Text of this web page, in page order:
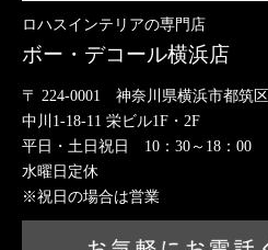
ロハスインテリアの専門店
ボー・デコール横浜店
〒 224-0001 神奈川県横浜市都筑区
中川1-18-11 栄ビル1F・2F
平日・土日祝日 10：30～18：00
水曜日定休
※祝日の場合は営業